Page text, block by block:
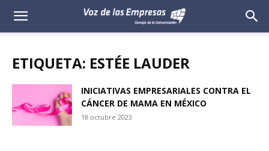
Voz
Empresas
ETIQUETA: ESTÉE LAUDER
INICIATIVAS EMPRESARIALES CONTRA EL
CÁNCER DE MAMA EN MÉXICO
18 octubre 2023